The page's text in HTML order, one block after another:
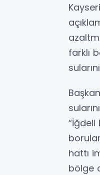
farklı
“İğdeli
hattı
bölge